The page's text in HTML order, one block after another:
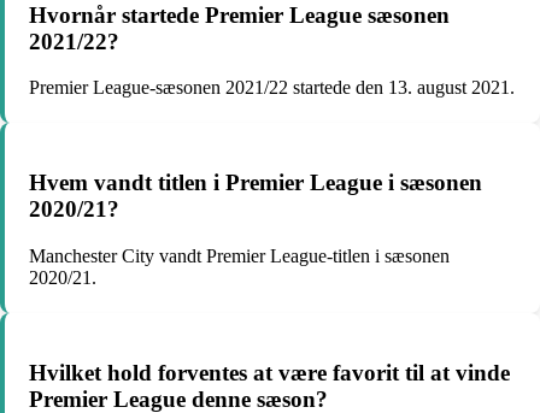
Hvornår startede Premier League sæsonen
2021/22?
Premier League-sæsonen 2021/22 startede den 13. august 2021.
Hvem vandt titlen i Premier League i sæsonen
2020/21?
Manchester City vandt Premier League-titlen i sæsonen
2020/21.
Hvilket hold forventes at være favorit til at vinde
Premier League denne sæson?